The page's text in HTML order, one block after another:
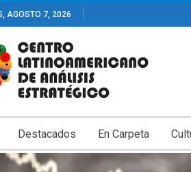
AGOSTO 7, 2026
Destacados En Carpeta